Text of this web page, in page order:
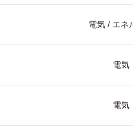
電気 / エネ
電気
電気